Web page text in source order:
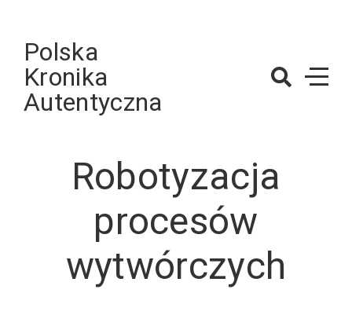
contentPolska
Kronika
Autentyczna
Robotyzacja
procesów
wytwórczych